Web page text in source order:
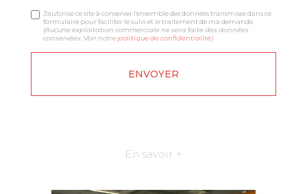
J'autorise ce site à conserver l'ensemble des données transmises dans ce
formulaire pour faciliter le suivi et le traitement de ma demande.
(Aucune exploitation commerciale ne sera faite des données
conservées. Voir notrepolitique de confidentialité)
En savoir +